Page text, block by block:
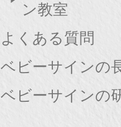
ン教室
よくある質問
ベビーサインの
ベビーサインの